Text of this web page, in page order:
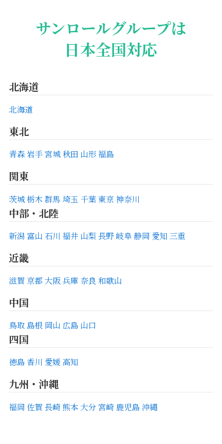
サンロールグループは
日本全国対応
北海道
北海道
東北
青森岩手宮城 秋田 山形福島
関東
茨城栃木群馬 埼玉 千葉東京神奈川
中部・北陸
新潟 富山 石川 福井 山梨長野岐阜静岡 愛知 三重
近畿
滋賀 京都大阪兵庫 奈良 和歌山
中国
鳥取 島根 岡山 広島 山口
四国
徳島 香川 愛媛 高知
九州・沖縄
福岡 佐賀 長崎熊本大分宮崎 鹿児島沖縄